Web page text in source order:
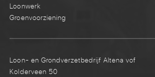
Loonwerk
Groenvoorziening
Loon- en Grondverzetbedrijf Altena vof
Kolderveen 50